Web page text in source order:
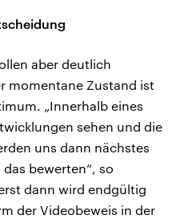
aber deutlich
momentane Zustand ist
„Innerhalb eines
sehen und die
uns dann nächstes
bewerten“, so
dann wird endgültig
der Videobeweis in der